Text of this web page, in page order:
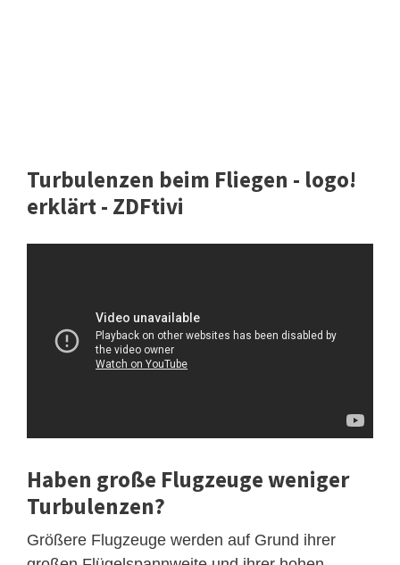
Turbulenzen beim Fliegen - logo!
erklärt - ZDFtivi
Haben große Flugzeuge weniger
Turbulenzen?
Größere Flugzeuge werden auf Grund ihrer